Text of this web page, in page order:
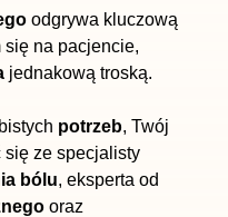
odgrywa kluczową
na pacjencie,
jednakową troską.
potrzeb, Twój
się ze specjalisty
bólu, eksperta od
oraz